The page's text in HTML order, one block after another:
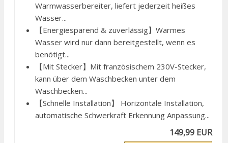
Warmwasserbereiter, liefert jederzeit heißes
Wasser...
【Energiesparend & zuverlässig】Warmes
Wasser wird nur dann bereitgestellt, wenn es
benötigt...
【Mit Stecker】Mit französischem 230V-Stecker,
kann über dem Waschbecken unter dem
Waschbecken...
【Schnelle Installation】 Horizontale Installation,
automatische Schwerkraft Erkennung Anpassung...
149,99 EUR